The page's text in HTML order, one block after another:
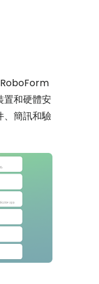
RoboForm
置和硬體安
、簡訊和驗